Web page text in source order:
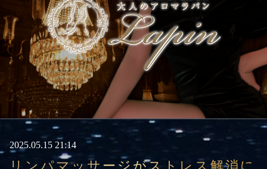
2025.05.15 21:14
リンパマッサージがストレス解消に